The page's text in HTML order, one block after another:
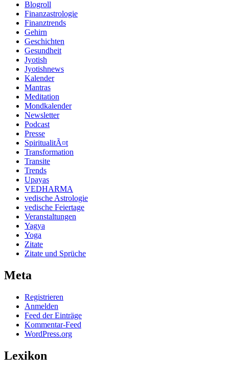
Blogroll
Finanzastrologie
Finanztrends
Gehirn
Geschichten
Gesundheit
Jyotish
Jyotishnews
Kalender
Mantras
Meditation
Mondkalender
Newsletter
Podcast
Presse
SpiritualitÃ¤t
Transformation
Transite
Trends
Upayas
VEDHARMA
vedische Astrologie
vedische Feiertage
Veranstaltungen
Yagya
Yoga
Zitate
Zitate und Sprüche
Meta
Registrieren
Anmelden
Feed der Einträge
Kommentar-Feed
WordPress.org
Lexikon